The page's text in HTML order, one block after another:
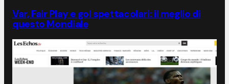
Var, Fair Play e gol spettacolari: il meglio di
questo Mondiale